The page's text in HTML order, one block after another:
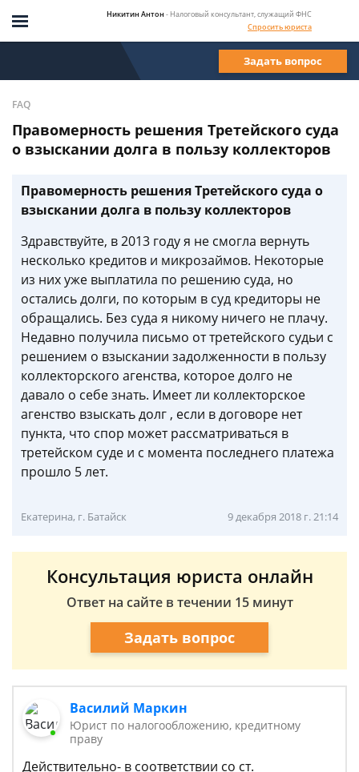
Никитин Антон - Налоговый консультант, служащий ФНС
Спросить юриста
Задать вопрос
FAQ
Правомерность решения Третейского суда
о взыскании долга в пользу коллекторов
Правомерность решения Третейского суда о
взыскании долга в пользу коллекторов
Здравствуйте, в 2013 году я не смогла вернуть
несколько кредитов и микрозаймов. Некоторые
из них уже выплатила по решению суда, но
остались долги, по которым в суд кредиторы не
обращались. Без суда я никому ничего не плачу.
Недавно получила письмо от третейского судьи с
решением о взыскании задолженности в пользу
коллекторского агенства, которое долго не
давало о себе знать. Имеет ли коллекторское
агенство взыскать долг , если в договоре нет
пункта, что спор может рассматриваться в
третейском суде и с момента последнего платежа
прошло 5 лет.
Екатерина, г. Батайск 9 декабря 2018 г. 21:14
Консультация юриста онлайн
Ответ на сайте в течении 15 минут
Задать вопрос
Василий Маркин
Юрист по налогообложению, кредитному
праву
Действительно- в соответствии со ст.